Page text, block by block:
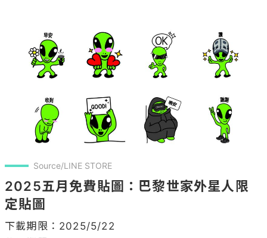
Source/LINE STORE
2025五月免費貼圖：巴黎世家外星人限
定貼圖
下載期限：2025/5/22